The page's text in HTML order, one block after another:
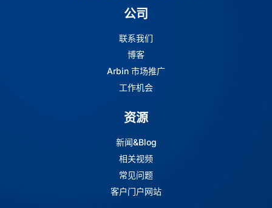
公司
联系我们
博客
Arbin 市场推广
工作机会
资源
新闻&Blog
相关视频
常见问题
客户门户网站